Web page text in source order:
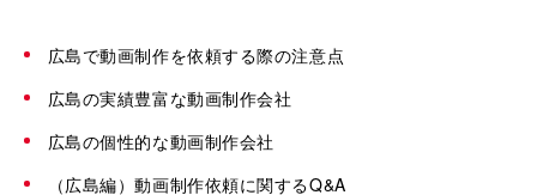
広島で動画制作を依頼する際の注意点
広島の実績豊富な動画制作会社
広島の個性的な動画制作会社
（広島編）動画制作依頼に関するQ&A